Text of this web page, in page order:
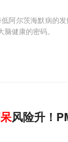
阿尔茨海默病的
健康的密码。
风险升！